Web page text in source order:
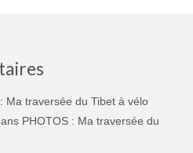
Ma traversée du Tibet à vélo
PHOTOS : Ma traversée du